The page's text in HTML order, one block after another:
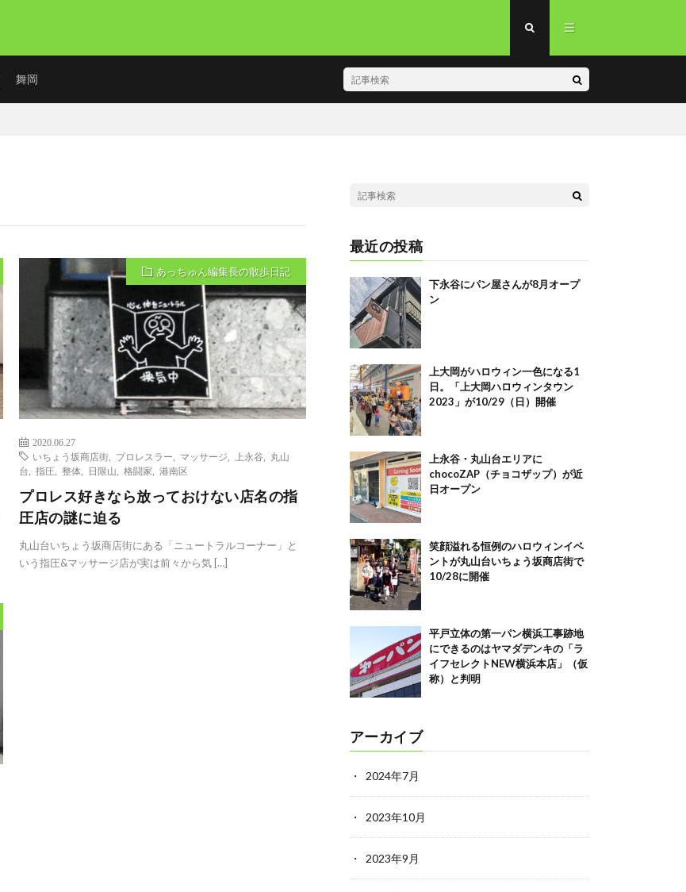
舞岡
あっちゅん編集長の散歩日記
2020.06.27
いちょう坂商店街
プロレスラー マッサージ 上永谷
丸山
台
,指圧 ,整体 日限山 ,格闘家 ,港南区
プロレス好きなら放っておけない店名の指
圧店の謎に迫る
丸山台いちょう坂商店街にある「ニュートラルコーナー」と
いう指圧&マッサージ店が実は前々から気 […]
最近の投稿
下永谷にパン屋さんが8月オープ
ン
上大岡がハロウィン一色になる1
日。「上大岡ハロウィンタウン
2023」が10/29（日）開催
上永谷・丸山台エリアに
chocoZAP（チョコザップ）が近
日オープン
笑顔溢れる恒例のハロウィンイベ
ントが丸山台いちょう坂商店街で
10/28に開催
平戸立体の第一パン横浜工事跡地
にできるのはヤマダデンキの「ラ
イフセレクトNEW横浜本店」（仮
称）と判明
アーカイブ
2024年7月
2023年10月
2023年9月